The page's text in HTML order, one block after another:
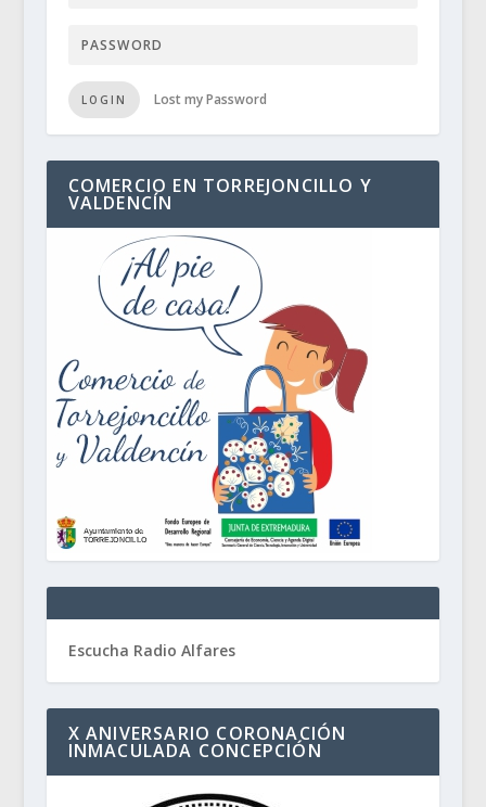
LOGIN Lost my Password
COMERCIO EN TORREJONCILLO Y
VALDENCÍN
Escucha Radio Alfares
X ANIVERSARIO CORONACIÓN
INMACULADA CONCEPCIÓN